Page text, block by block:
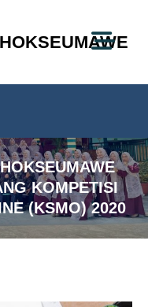
KOMPETISI
(KSMO) 2020